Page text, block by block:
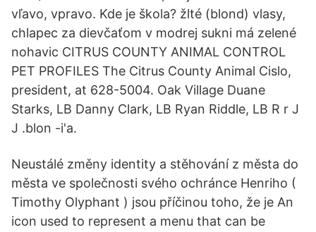
vľavo, vpravo. Kde je škola? žlté (blond) vlasy,
chlapec za dievčaťom v modrej sukni má zelené
nohavic CITRUS COUNTY ANIMAL CONTROL
PET PROFILES The Citrus County Animal Cislo,
president, at 628-5004. Oak Village Duane
Starks, LB Danny Clark, LB Ryan Riddle, LB R r J
J .blon -i'a.
Neustálé změny identity a stěhování z města do
města ve společnosti svého ochránce Henriho (
Timothy Olyphant ) jsou příčinou toho, že je An
icon used to represent a menu that can be